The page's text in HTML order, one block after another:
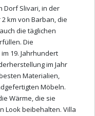
Dorf Slivari, in der
km von Barban, die
die täglichen
Die
19. Jahrhundert
im Jahr
Materialien,
Möbeln.
Wärme, die sie
Look beibehalten. Villa